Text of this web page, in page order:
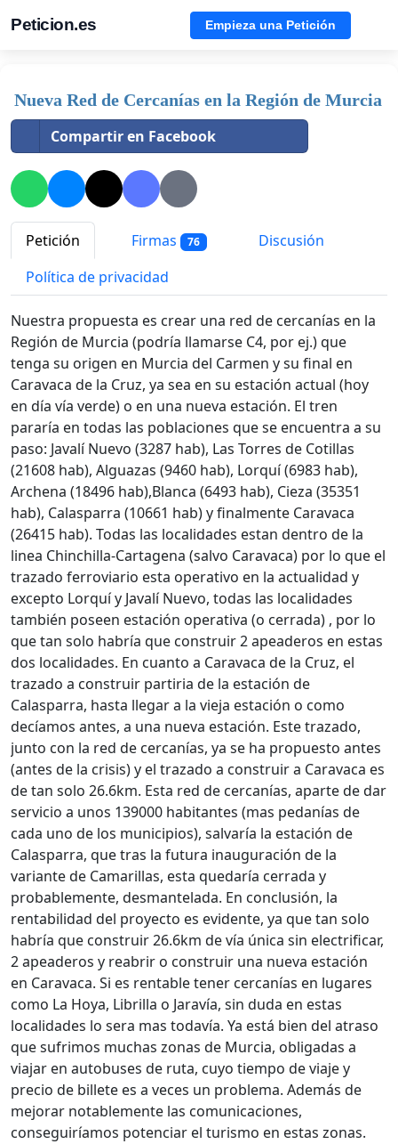
Peticion.es Empieza una Petición
Nueva Red de Cercanías en la Región de Murcia
Compartir en Facebook
Petición Firmas 76
Discusión
Política de privacidad
Nuestra propuesta es crear una red de cercanías en la
Región de Murcia (podría llamarse C4, por ej.) que
tenga su origen en Murcia del Carmen y su final en
Caravaca de la Cruz, ya sea en su estación actual (hoy
en día vía verde) o en una nueva estación. El tren
pararía en todas las poblaciones que se encuentra a su
paso: Javalí Nuevo (3287 hab), Las Torres de Cotillas
(21608 hab), Alguazas (9460 hab), Lorquí (6983 hab),
Archena (18496 hab),Blanca (6493 hab), Cieza (35351
hab), Calasparra (10661 hab) y finalmente Caravaca
(26415 hab). Todas las localidades estan dentro de la
linea Chinchilla-Cartagena (salvo Caravaca) por lo que el
trazado ferroviario esta operativo en la actualidad y
excepto Lorquí y Javalí Nuevo, todas las localidades
también poseen estación operativa (o cerrada) , por lo
que tan solo habría que construir 2 apeaderos en estas
dos localidades. En cuanto a Caravaca de la Cruz, el
trazado a construir partiria de la estación de
Calasparra, hasta llegar a la vieja estación o como
decíamos antes, a una nueva estación. Este trazado,
junto con la red de cercanías, ya se ha propuesto antes
(antes de la crisis) y el trazado a construir a Caravaca es
de tan solo 26.6km. Esta red de cercanías, aparte de dar
servicio a unos 139000 habitantes (mas pedanías de
cada uno de los municipios), salvaría la estación de
Calasparra, que tras la futura inauguración de la
variante de Camarillas, esta quedaría cerrada y
probablemente, desmantelada. En conclusión, la
rentabilidad del proyecto es evidente, ya que tan solo
habría que construir 26.6km de vía única sin electrificar,
2 apeaderos y reabrir o construir una nueva estación
en Caravaca. Si es rentable tener cercanías en lugares
como La Hoya, Librilla o Jaravía, sin duda en estas
localidades lo sera mas todavía. Ya está bien del atraso
que sufrimos muchas zonas de Murcia, obligadas a
viajar en autobuses de ruta, cuyo tiempo de viaje y
precio de billete es a veces un problema. Además de
mejorar notablemente las comunicaciones,
conseguiríamos potenciar el turismo en estas zonas.